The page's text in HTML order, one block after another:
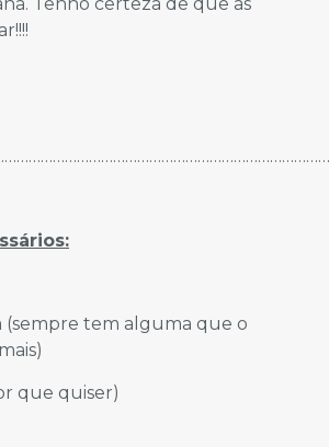
(sempre tem alguma que o
que quiser)